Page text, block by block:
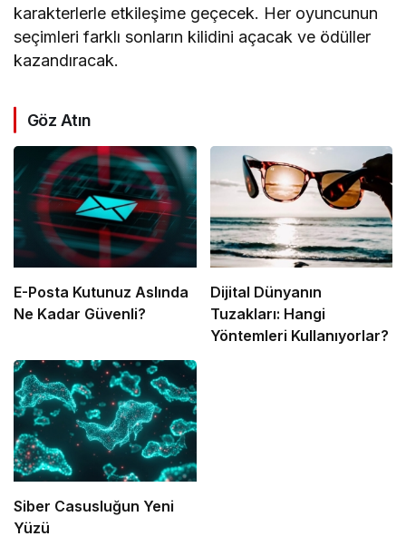
karakterlerle etkileşime geçecek. Her oyuncunun
seçimleri farklı sonların kilidini açacak ve ödüller
kazandıracak.
Göz Atın
E-Posta Kutunuz Aslında
Ne Kadar Güvenli?
Dijital Dünyanın
Tuzakları: Hangi
Yöntemleri Kullanıyorlar?
Siber Casusluğun Yeni
Yüzü